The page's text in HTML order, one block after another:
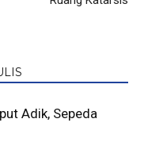
Adik, Sepeda